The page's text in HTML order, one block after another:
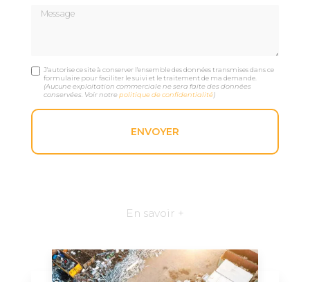
Message
J'autorise ce site à conserver l'ensemble des données transmises dans ce
formulaire pour faciliter le suivi et le traitement de ma demande.
(Aucune exploitation commerciale ne sera faite des données
conservées. Voir notrepolitique de confidentialité)
En savoir +